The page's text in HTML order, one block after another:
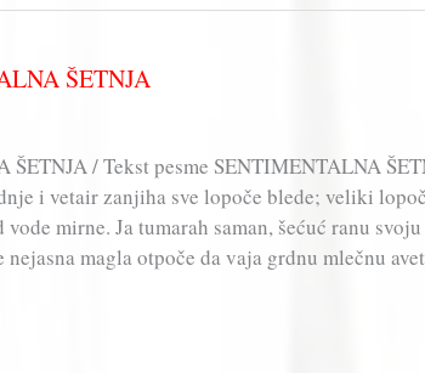
ŠETNJA
/ Tekst pesme SENTIMENTALNA
i vetair zanjiha sve lopoče blede; veliki
mirne. Ja tumarah saman, šećuć ranu
magla otpoče da vaja grdnu mlečnu avet